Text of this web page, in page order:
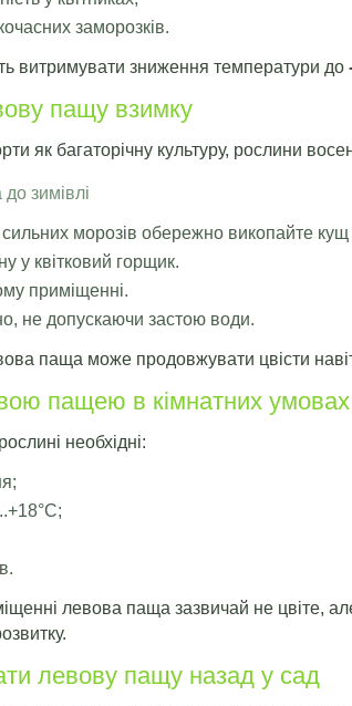
заморозків.
витримувати зниження температури до
пащу взимку
як багаторічну культуру, рослини
зимівлі
морозів обережно викопайте
у квітковий горщик.
приміщенні.
не допускаючи застою води.
паща може продовжувати цвісти
пащею в кімнатних умовах
необхідні:
левова паща зазвичай не цвіте,
левову пащу назад у сад